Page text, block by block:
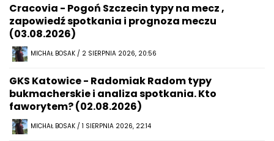
Cracovia - Pogoń Szczecin typy na mecz ,
zapowiedź spotkania i prognoza meczu
(03.08.2026)
MICHAŁ BOSAK / 2 SIERPNIA 2026, 20:56
GKS Katowice - Radomiak Radom typy
bukmacherskie i analiza spotkania. Kto
faworytem? (02.08.2026)
MICHAŁ BOSAK / 1 SIERPNIA 2026, 22:14